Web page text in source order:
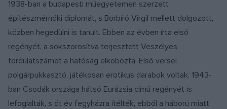
1938-ban a budapesti műegyetemen szerzett
építészmérnöki diplomát, s Borbíró Virgil mellett dolgozott,
közben hegedülni is tanult. Ebben az évben írta első
regényét, a sokszorosítva terjesztett Veszélyes
fordulatszámot a hatóság elkobozta. Első versei
polgárpukkasztó, játékosan erotikus darabok voltak. 1943-
ban Csodák országa hátsó Eurázsia című regényét is
lefoglalták, s öt év fegyházra ítélték, ebből a háború miatt